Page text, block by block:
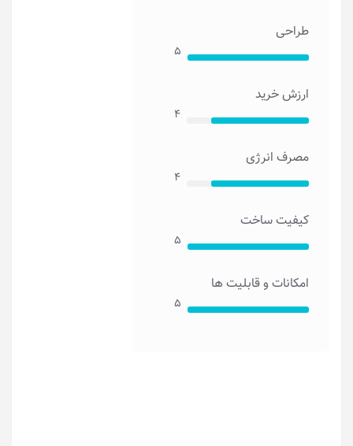
طراحی
۵
ارزش خرید
مصرف انرژی
کیفیت ساخت
۵
امکانات و قابلیت ها
۵